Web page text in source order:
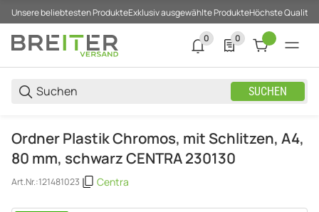
Unsere beliebtesten ProdukteExklusiv ausgewählte ProdukteHöchste Qualität
SUCHEN
0
0 neue Notifizierungen
0
0 Produkte in der
Centra
Ordner Plastik Chromos, mit Schlitzen, A4,
80 mm, schwarz CENTRA 230130
Art.Nr.:121481023